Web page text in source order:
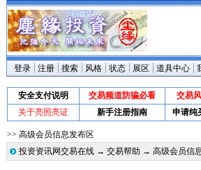
登录 注册 搜索 风格 状态 展区 道具中心
安全支付说明 交易频道防骗必看 交易
关于亮照亮证
新手注册指南 申请纯
>> 高级会员信息发布区
投资资讯网交易在线→ 交易帮助 → 高级会员信